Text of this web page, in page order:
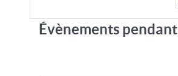
Évènements pendant